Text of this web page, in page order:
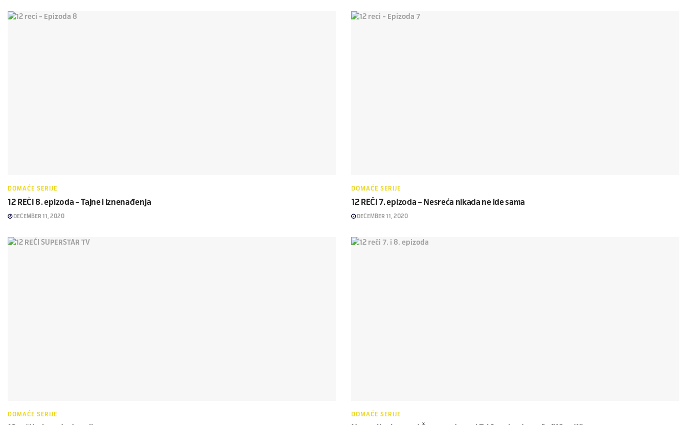
DOMAĆE SERIJE
12 REČI 8. epizoda – Tajne i iznenađenja
DECEMBER 11, 2020
DOMAĆE SERIJE
12 REČI 7. epizoda – Nesreća nikada ne ide sama
DECEMBER 11, 2020
DOMAĆE SERIJE DOMAĆE SERIJE